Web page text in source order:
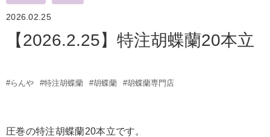
2026.02.25
【2026.2.25】特注胡蝶蘭20本立
#らんや #特注胡蝶蘭 #胡蝶蘭 #胡蝶蘭専門店
圧巻の特注胡蝶蘭20本立です。